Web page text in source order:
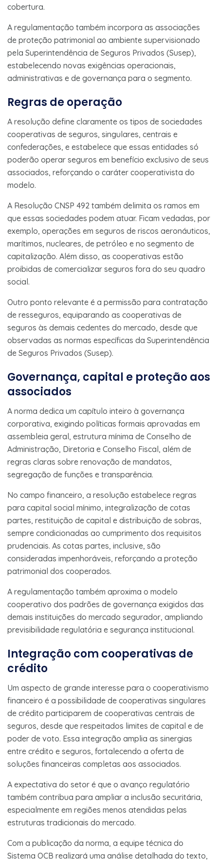
cobertura.
A regulamentação também incorpora as associações
de proteção patrimonial ao ambiente supervisionado
pela Superintendência de Seguros Privados (Susep),
estabelecendo novas exigências operacionais,
administrativas e de governança para o segmento.
Regras de operação
A resolução define claramente os tipos de sociedades
cooperativas de seguros, singulares, centrais e
confederações, e estabelece que essas entidades só
poderão operar seguros em benefício exclusivo de seus
associados, reforçando o caráter cooperativista do
modelo.
A Resolução CNSP 492 também delimita os ramos em
que essas sociedades podem atuar. Ficam vedadas, por
exemplo, operações em seguros de riscos aeronáuticos,
marítimos, nucleares, de petróleo e no segmento de
capitalização. Além disso, as cooperativas estão
proibidas de comercializar seguros fora do seu quadro
social.
Outro ponto relevante é a permissão para contratação
de resseguros, equiparando as cooperativas de
seguros às demais cedentes do mercado, desde que
observadas as normas específicas da Superintendência
de Seguros Privados (Susep).
Governança, capital e proteção aos
associados
A norma dedica um capítulo inteiro à governança
corporativa, exigindo políticas formais aprovadas em
assembleia geral, estrutura mínima de Conselho de
Administração, Diretoria e Conselho Fiscal, além de
regras claras sobre renovação de mandatos,
segregação de funções e transparência.
No campo financeiro, a resolução estabelece regras
para capital social mínimo, integralização de cotas
partes, restituição de capital e distribuição de sobras,
sempre condicionadas ao cumprimento dos requisitos
prudenciais. As cotas partes, inclusive, são
consideradas impenhoráveis, reforçando a proteção
patrimonial dos cooperados.
A regulamentação também aproxima o modelo
cooperativo dos padrões de governança exigidos das
demais instituições do mercado segurador, ampliando
previsibilidade regulatória e segurança institucional.
Integração com cooperativas de
crédito
Um aspecto de grande interesse para o cooperativismo
financeiro é a possibilidade de cooperativas singulares
de crédito participarem de cooperativas centrais de
seguros, desde que respeitados limites de capital e de
poder de voto. Essa integração amplia as sinergias
entre crédito e seguros, fortalecendo a oferta de
soluções financeiras completas aos associados.
A expectativa do setor é que o avanço regulatório
também contribua para ampliar a inclusão securitária,
especialmente em regiões menos atendidas pelas
estruturas tradicionais do mercado.
Com a publicação da norma, a equipe técnica do
Sistema OCB realizará uma análise detalhada do texto,